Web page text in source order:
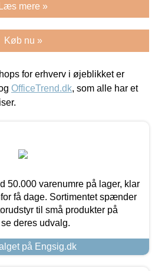
Læs mere »
Køb nu »
for erhverv i øjeblikket er
OfficeTrend.dk, som alle har et
50.000 varenumre på lager, klar
få dage. Sortimentet spænder
til små produkter på
deres udvalg.
på Engsig.dk